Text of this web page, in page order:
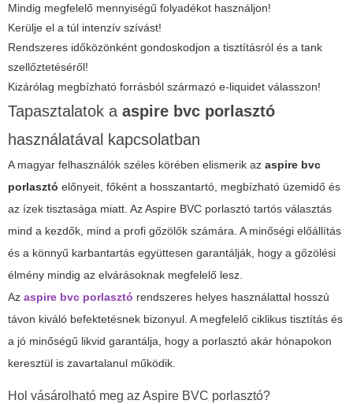
Mindig megfelelő mennyiségű folyadékot használjon!
Kerülje el a túl intenzív szívást!
Rendszeres időközönként gondoskodjon a tisztításról és a tank
szellőztetéséről!
Kizárólag megbízható forrásból származó e-liquidet válasszon!
Tapasztalatok a aspire bvc porlasztó
használatával kapcsolatban
A magyar felhasználók széles körében elismerik az aspire bvc
porlasztó előnyeit, főként a hosszantartó, megbízható üzemidő és
az ízek tisztasága miatt. Az Aspire BVC porlasztó tartós választás
mind a kezdők, mind a profi gőzölők számára. A minőségi előállítás
és a könnyű karbantartás együttesen garantálják, hogy a gőzölési
élmény mindig az elvárásoknak megfelelő lesz.
Az aspire bvc porlasztó rendszeres helyes használattal hosszú
távon kiváló befektetésnek bizonyul. A megfelelő ciklikus tisztítás és
a jó minőségű likvid garantálja, hogy a porlasztó akár hónapokon
keresztül is zavartalanul működik.
Hol vásárolható meg az Aspire BVC porlasztó?